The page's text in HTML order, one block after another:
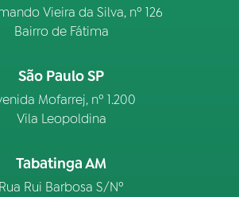
Vieira da Silva, nº 126
Bairro de Fátima
São Paulo SP
Mofarrej, nº 1.200
Vila Leopoldina
Tabatinga AM
Rua Rui Barbosa S/Nº